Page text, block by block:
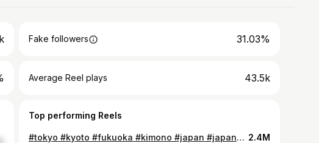
Fake followers 31.03%
Average Reel plays 43.5k
Top performing Reels
#tokyo #kyoto #fukuoka #kimono #japan #japanphotography #japanphoto #japantravel #streetphotography #photography #photo #fyp #ストリートスナップ 2.4M